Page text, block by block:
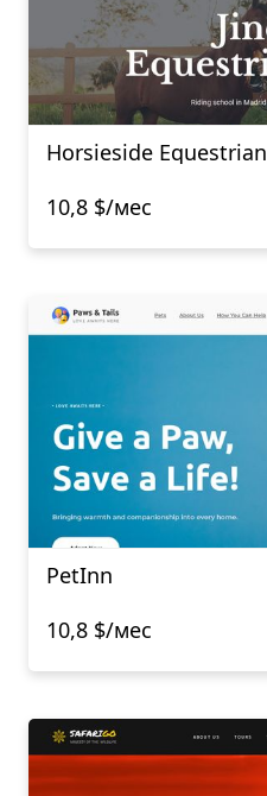
Horsieside Equestrian
10,8 $/мес
PetInn
10,8 $/мес